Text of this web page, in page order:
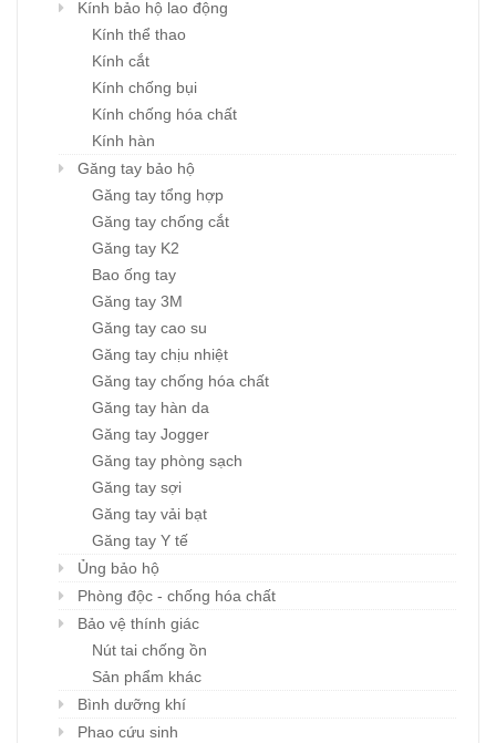
Kính bảo hộ lao động
Kính thể thao
Kính cắt
Kính chống bụi
Kính chống hóa chất
Kính hàn
Găng tay bảo hộ
Găng tay tổng hợp
Găng tay chống cắt
Găng tay K2
Bao ống tay
Găng tay 3M
Găng tay cao su
Găng tay chịu nhiệt
Găng tay chống hóa chất
Găng tay hàn da
Găng tay Jogger
Găng tay phòng sạch
Găng tay sợi
Găng tay vải bạt
Găng tay Y tế
Ủng bảo hộ
Phòng độc - chống hóa chất
Bảo vệ thính giác
Nút tai chống ồn
Sản phẩm khác
Bình dưỡng khí
Phao cứu sinh